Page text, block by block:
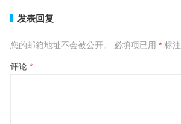
发表回复
您的邮箱地址不会被公开。 必填项已用 *标注
评论 *